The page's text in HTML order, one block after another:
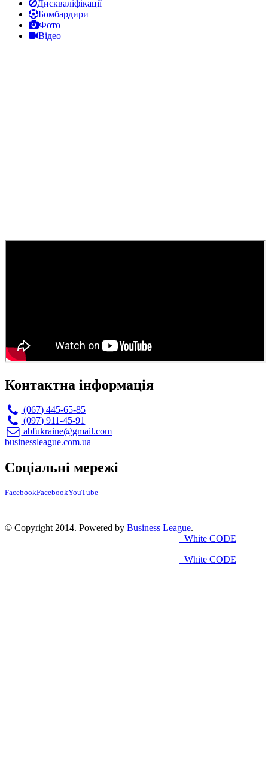
Дискваліфікації
Бомбардири
Фото
Відео
Контактна інформація
(067) 445-65-85
(097) 911-45-91
abfukraine@gmail.com
businessleague.com.ua
Соціальні мережі
FacebookFacebookYouTube
© Copyright 2014. Powered by Business League.
White CODE
White CODE